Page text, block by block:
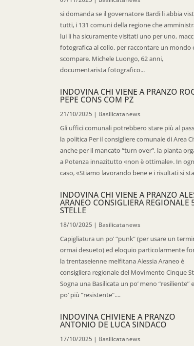
si domanda se il governatore Bardi li abbia
tutti, i 131 comuni della regione che
lui li ha sicuramente visitati uno per uno,
fotografica al collo, per raccontare un mondo
scompare. Michele Luongo, 62 anni,
documentarista fotografico...
INDOVINA CHI VIENE A PRANZO
PEPE CONS COM PZ
21/10/2025 | Basilicatanews
Gli uffici comunali potrebbero stare più al
la politica Per il consigliere comunale di Area
anche per il mancato “turn over”, la pianta
a Potenza innazitutto «non è ottimale». In
caso, «Stiamo lavorando bene e i risultati si
INDOVINA CHI VIENE A PRANZO
ARANEO CONSIGLIERA REGIONALE
STELLE
18/10/2025 | Basilicatanews
Capigliatura un po’ “punk” (per usare un
ormai desueto) ed eloquio particolarmente
la trentaseienne melfitana Alessia Araneo è
consigliera regionale del Movimento Cinque
Sogna una Basilicata un po’ meno “resiliente”
po’ più “resistente”....
INDOVINA CHIVIENE A PRANZO
ANTONIO DE LUCA SINDACO
17/10/2025 | Basilicatanews